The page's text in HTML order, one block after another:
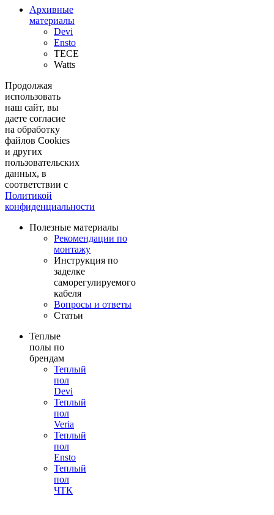
Архивные
материалы
Devi
Ensto
TECE
Watts
Продолжая
использовать
наш сайт, вы
даете согласие
на обработку
файлов Cookies
и других
пользовательских
данных, в
соответствии с
Политикой
конфиденциальности
Полезные материалы
Рекомендации по
монтажу
Инструкция по
заделке
саморегулируемого
кабеля
Вопросы и ответы
Статьи
Теплые
полы по
брендам
Теплый
пол
Devi
Теплый
пол
Veria
Теплый
пол
Ensto
Теплый
пол
ЧТК